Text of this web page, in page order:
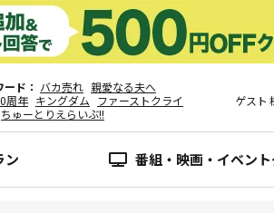
ード バカ売れ 親愛なる夫へ
周年 キングダム ファーストクライ
ちゅーとりえらいぶ!!
ゲスト
ン 番組・映画・イベン